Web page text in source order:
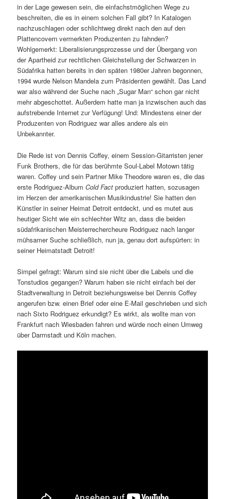
in der Lage gewesen sein, die einfachstmöglichen Wege zu
beschreiten, die es in einem solchen Fall gibt? In Katalogen
nachzuschlagen oder schlichtweg direkt nach den auf den
Plattencovern vermerkten Produzenten zu fahnden?
Wohlgemerkt: Liberalisierungsprozesse und der Übergang von
der Apartheid zur rechtlichen Gleichstellung der Schwarzen in
Südafrika hatten bereits in den späten 1980er Jahren begonnen,
1994 wurde Nelson Mandela zum Präsidenten gewählt. Das Land
war also während der Suche nach „Sugar Man“ schon gar nicht
mehr abgeschottet. Außerdem hatte man ja inzwischen auch das
aufstrebende Internet zur Verfügung! Und: Mindestens einer der
Produzenten von Rodriguez war alles andere als ein
Unbekannter.
Die Rede ist von Dennis Coffey, einem Session-Gitarristen jener
Funk Brothers, die für das berühmte Soul-Label Motown tätig
waren. Coffey und sein Partner Mike Theodore waren es, die das
erste Rodriguez-AlbumCold Fact produziert hatten, sozusagen
im Herzen der amerikanischen Musikindustrie! Sie hatten den
Künstler in seiner Heimat Detroit entdeckt, und es mutet aus
heutiger Sicht wie ein schlechter Witz an, dass die beiden
südafrikanischen Meisterrechercheure Rodriguez nach langer
mühsamer Suche schließlich, nun ja, genau dort aufspürten: in
seiner Heimatstadt Detroit!
Simpel gefragt: Warum sind sie nicht über die Labels und die
Tonstudios gegangen? Warum haben sie nicht einfach bei der
Stadtverwaltung in Detroit beziehungsweise bei Dennis Coffey
angerufen bzw. einen Brief oder eine E-Mail geschrieben und sich
nach Sixto Rodriguez erkundigt? Es wirkt, als wollte man von
Frankfurt nach Wiesbaden fahren und würde noch einen Umweg
über Darmstadt und Köln machen.